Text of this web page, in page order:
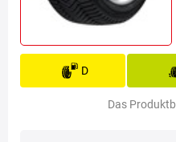
D
Das